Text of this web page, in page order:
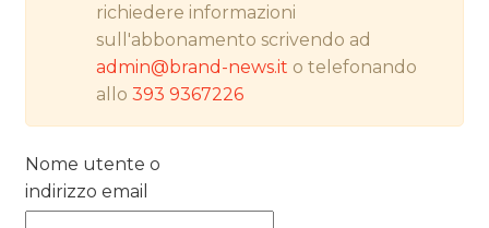
PREVISIONI/SCENARI
NORMATIVE
CASE HISTORY
richiedere informazioni
sull'abbonamento scrivendo ad
admin@brand-news.it o telefonando
allo393 9367226
Nome utente o
indirizzo email